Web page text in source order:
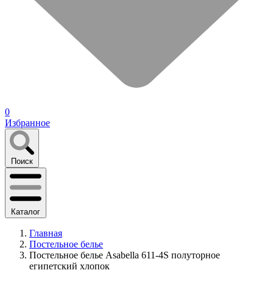
0
Избранное
Поиск
Каталог
Главная
Постельное белье
Постельное белье Asabella 611-4S полуторное
египетский хлопок